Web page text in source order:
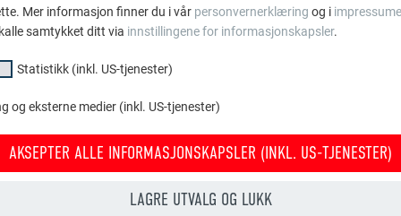
Mer informasjon finner du i vår personvernerklæring og i
samtykket ditt via innstillingene for informasjonskapsler.
Statistikk (inkl. US-tjenester)
og eksterne medier (inkl. US-tjenester)
AKSEPTER ALLE INFORMASJONSKAPSLER (INKL. US-TJENESTER)
LAGRE UTVALG OG LUKK